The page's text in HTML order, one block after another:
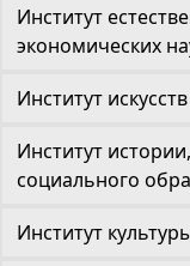
Институт
экономических
Институт искусств
Институт
социального
Институт